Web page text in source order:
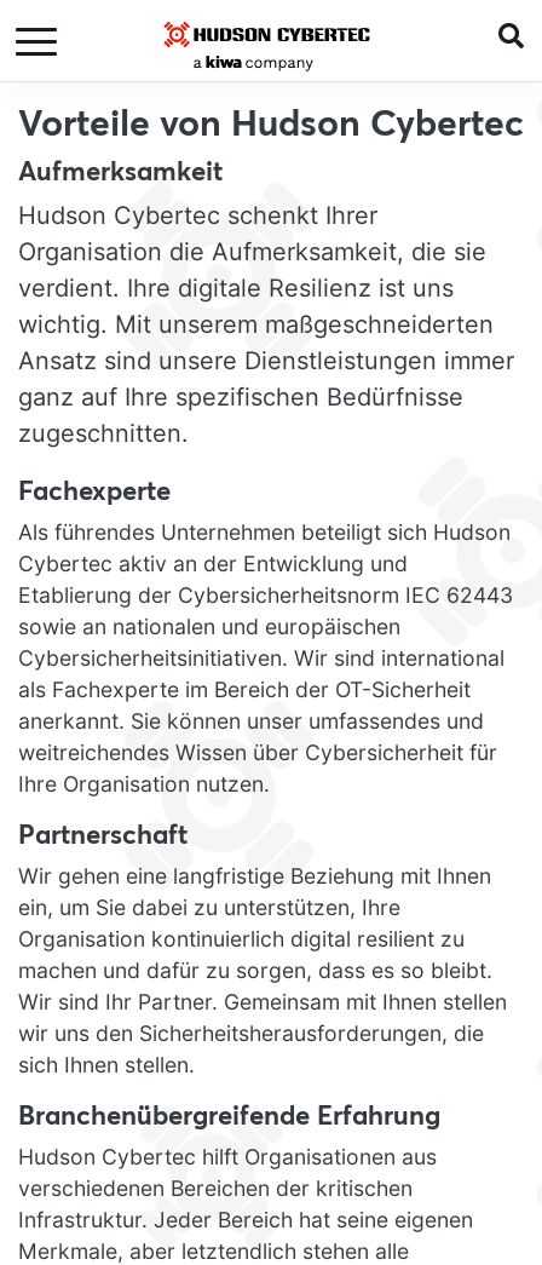
Vorteile von Hudson Cybertec
Aufmerksamkeit
Hudson Cybertec schenkt Ihrer
Organisation die Aufmerksamkeit, die sie
verdient. Ihre digitale Resilienz ist uns
wichtig. Mit unserem maßgeschneiderten
Ansatz sind unsere Dienstleistungen immer
ganz auf Ihre spezifischen Bedürfnisse
zugeschnitten.
Fachexperte
Als führendes Unternehmen beteiligt sich Hudson
Cybertec aktiv an der Entwicklung und
Etablierung der Cybersicherheitsnorm IEC 62443
sowie an nationalen und europäischen
Cybersicherheitsinitiativen. Wir sind international
als Fachexperte im Bereich der OT-Sicherheit
anerkannt. Sie können unser umfassendes und
weitreichendes Wissen über Cybersicherheit für
Ihre Organisation nutzen.
Partnerschaft
Wir gehen eine langfristige Beziehung mit Ihnen
ein, um Sie dabei zu unterstützen, Ihre
Organisation kontinuierlich digital resilient zu
machen und dafür zu sorgen, dass es so bleibt.
Wir sind Ihr Partner. Gemeinsam mit Ihnen stellen
wir uns den Sicherheitsherausforderungen, die
sich Ihnen stellen.
Branchenübergreifende Erfahrung
Hudson Cybertec hilft Organisationen aus
verschiedenen Bereichen der kritischen
Infrastruktur. Jeder Bereich hat seine eigenen
Merkmale, aber letztendlich stehen alle